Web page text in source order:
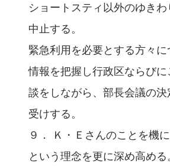
ショートスティ以外のゆき
中止する。
緊急利用を必要とする方々
情報を把握し行政区ならび
談をしながら、部長会議の
受けする。
９． Ｋ・Ｅさんのことを機
という理念を更に深め高め